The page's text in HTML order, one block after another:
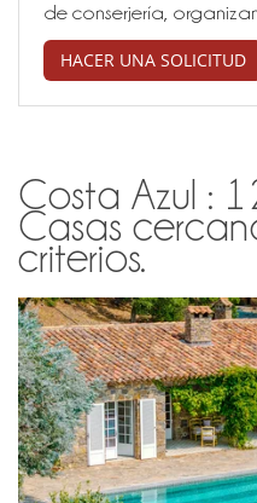
de conserjería,
HACER UNA SOLICITUD
Costa Azul :
Casas
criterios.